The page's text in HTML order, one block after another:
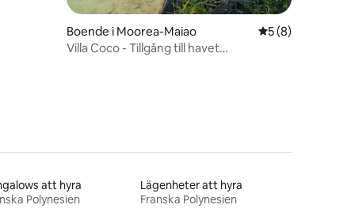
Boende i Moorea-Maiao 5 av 5 i
5 (8)
Villa Coco - Tillgång till havet
att hyra
Polynesien
Lägenheter att hyra
Franska Polynesien